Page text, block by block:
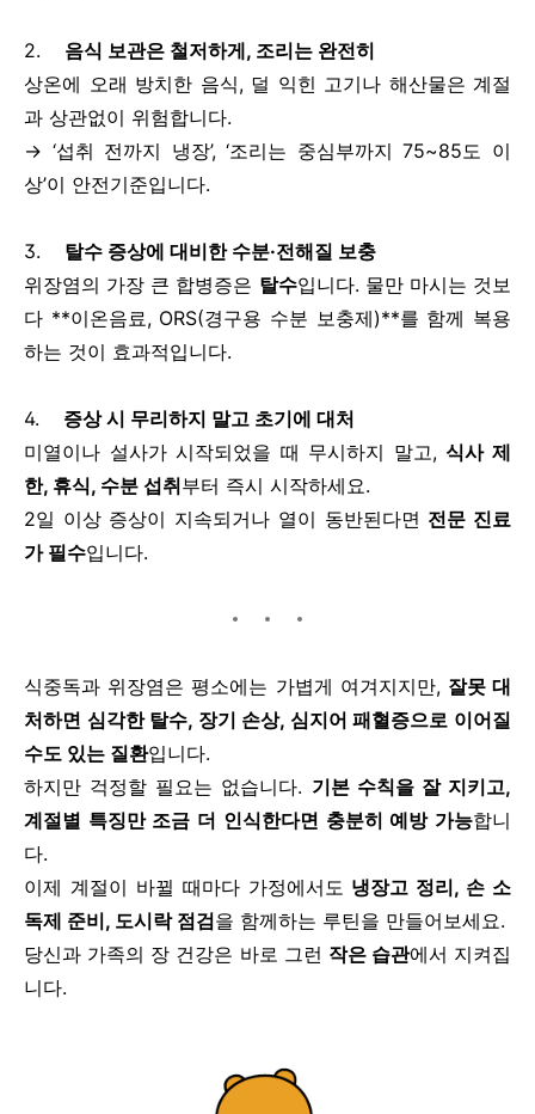
2. 음식 보관은 철저하게, 조리는 완전히
상온에 오래 방치한 음식, 덜 익힌 고기나 해산물은 계절
과 상관없이 위험합니다.
→ ‘섭취 전까지 냉장’, ‘조리는 중심부까지 75~85도 이
상’이 안전기준입니다.
3. 탈수 증상에 대비한 수분·전해질 보충
위장염의 가장 큰 합병증은 탈수입니다. 물만 마시는 것보
다 **이온음료, ORS(경구용 수분 보충제)**를 함께 복용
하는 것이 효과적입니다.
4. 증상 시 무리하지 말고 초기에 대처
미열이나 설사가 시작되었을 때 무시하지 말고,식사 제
한, 휴식, 수분 섭취부터 즉시 시작하세요.
2일 이상 증상이 지속되거나 열이 동반된다면 전문 진료
가 필수입니다.
식중독과 위장염은 평소에는 가볍게 여겨지지만, 잘못 대
처하면 심각한 탈수, 장기 손상, 심지어 패혈증으로 이어질
수도 있는 질환입니다.
하지만 걱정할 필요는 없습니다. 기본 수칙을 잘 지키고,
계절별 특징만 조금 더 인식한다면 충분히 예방 가능합니
다.
이제 계절이 바뀔 때마다 가정에서도 냉장고 정리, 손 소
독제 준비, 도시락 점검을 함께하는 루틴을 만들어보세요.
당신과 가족의 장 건강은 바로 그런 작은 습관에서 지켜집
니다.